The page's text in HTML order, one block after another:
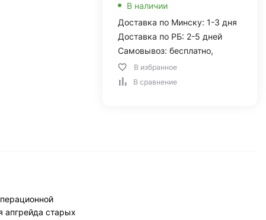
В наличии
Доставка по Минску: 1-3 дня
Доставка по РБ: 2-5 дней
Самовывоз: бесплатно,
В избранное
В сравнение
апгрейда старых